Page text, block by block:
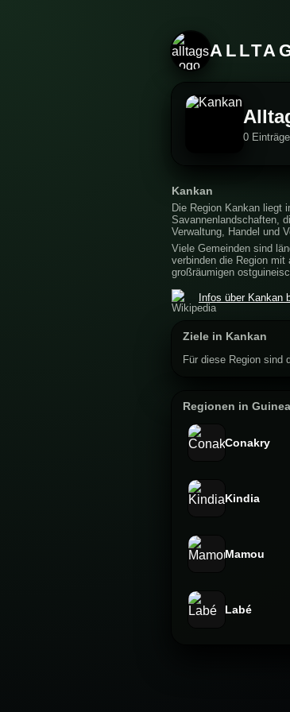
0
Kankan
Die Region Kankan liegt
Savannenlandschaften,
Verwaltung, Handel und
Viele Gemeinden sind
verbinden die Region mit
großräumigen
Infos über Kankan
Ziele in Kankan
Für diese Region sind
Regionen in Guinea
Conakry
Kindia
Mamou
Labé